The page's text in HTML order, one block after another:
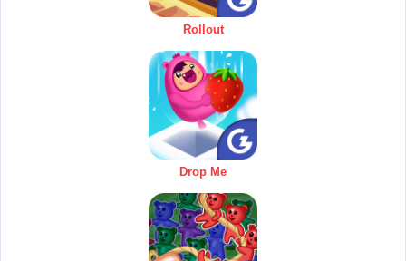
Rollout
Drop Me